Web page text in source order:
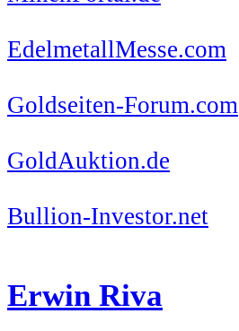
EdelmetallMesse.com
Goldseiten-Forum.com
GoldAuktion.de
Bullion-Investor.net
Erwin Riva